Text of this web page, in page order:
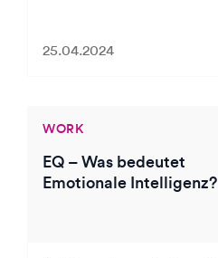
25.04.2024
WORK
EQ – Was bedeutet
Emotionale Intelligenz?